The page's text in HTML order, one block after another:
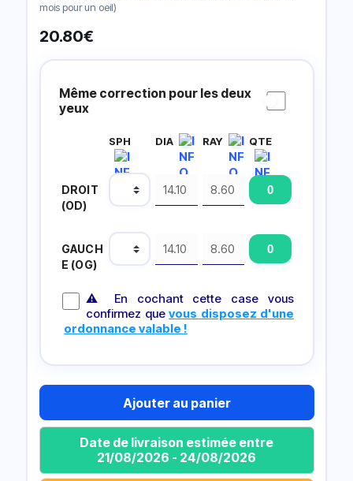
mois pour un oeil)
20.80€
Prescripción
Même correction pour les deux
yeux
SPH DIA RAY QTE
DROIT
(OD)
GAUCH
E (OG)
⚠ En cochant cette case vous
confirmez que vous disposez d'une
ordonnance valable !
Ajouter au panier
Date de livraison estimée entre
21/08/2026 - 24/08/2026